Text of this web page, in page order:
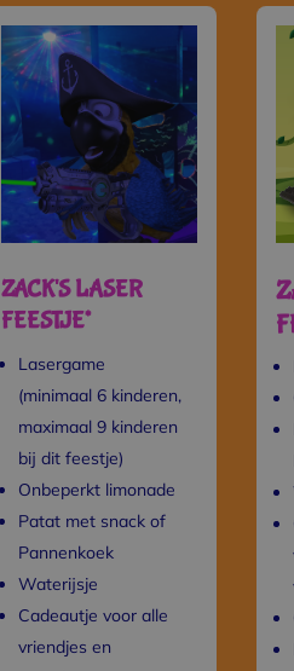
ZACK'S LASER
FEESTJE*
Lasergame
(minimaal 6 kinderen,
maximaal 9 kinderen
bij dit feestje)
Onbeperkt limonade
Patat met snack of
Pannenkoek
Waterijsje
Cadeautje voor alle
vriendjes en